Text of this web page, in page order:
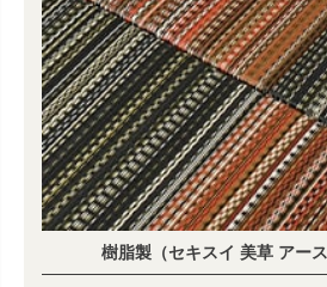
樹脂製（セキスイ 美草 アース